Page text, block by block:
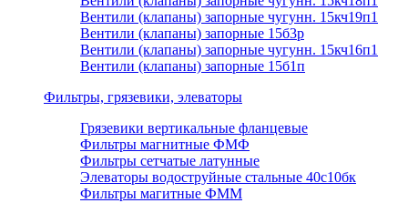
Вентили (клапаны) запорные чугунн. 15кч19п1
Вентили (клапаны) запорные 15б3р
Вентили (клапаны) запорные чугунн. 15кч16п1
Вентили (клапаны) запорные 15б1п
Фильтры, грязевики, элеваторы
Грязевики вертикальные фланцевые
Фильтры магнитные ФМФ
Фильтры сетчатые латунные
Элеваторы водоструйные стальные 40с10бк
Фильтры магитные ФММ